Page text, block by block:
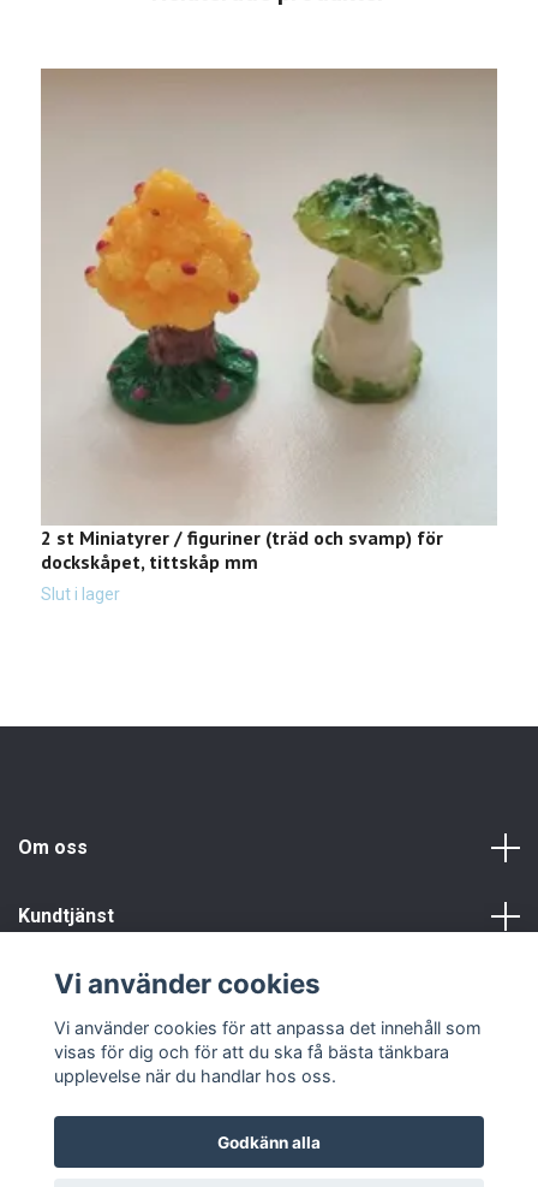
2 st Miniatyrer / figuriner (träd och svamp) för
dockskåpet, tittskåp mm
Slut i lager
Om oss
Kundtjänst
Vi använder cookies
Vi använder cookies för att anpassa det innehåll som
visas för dig och för att du ska få bästa tänkbara
upplevelse när du handlar hos oss.
Godkänn alla